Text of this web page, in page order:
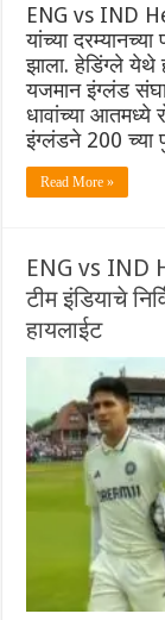
ENG vs IND
यांच्या
झाला. हेडिंग्ले येथे
यजमान इंग्लंड
धावांच्या
इंग्लंडने 200
Read More »
ENG vs IND
टीम इंडियाचे
हायलाईट